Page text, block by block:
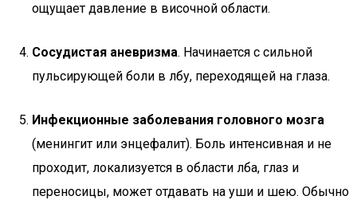
ощущает давление в височной области.
Сосудистая аневризма. Начинается с сильной
пульсирующей боли в лбу, переходящей на глаза.
Инфекционные заболевания головного мозга
(менингит или энцефалит). Боль интенсивная и не
проходит, локализуется в области лба, глаз и
переносицы, может отдавать на уши и шею. Обычно